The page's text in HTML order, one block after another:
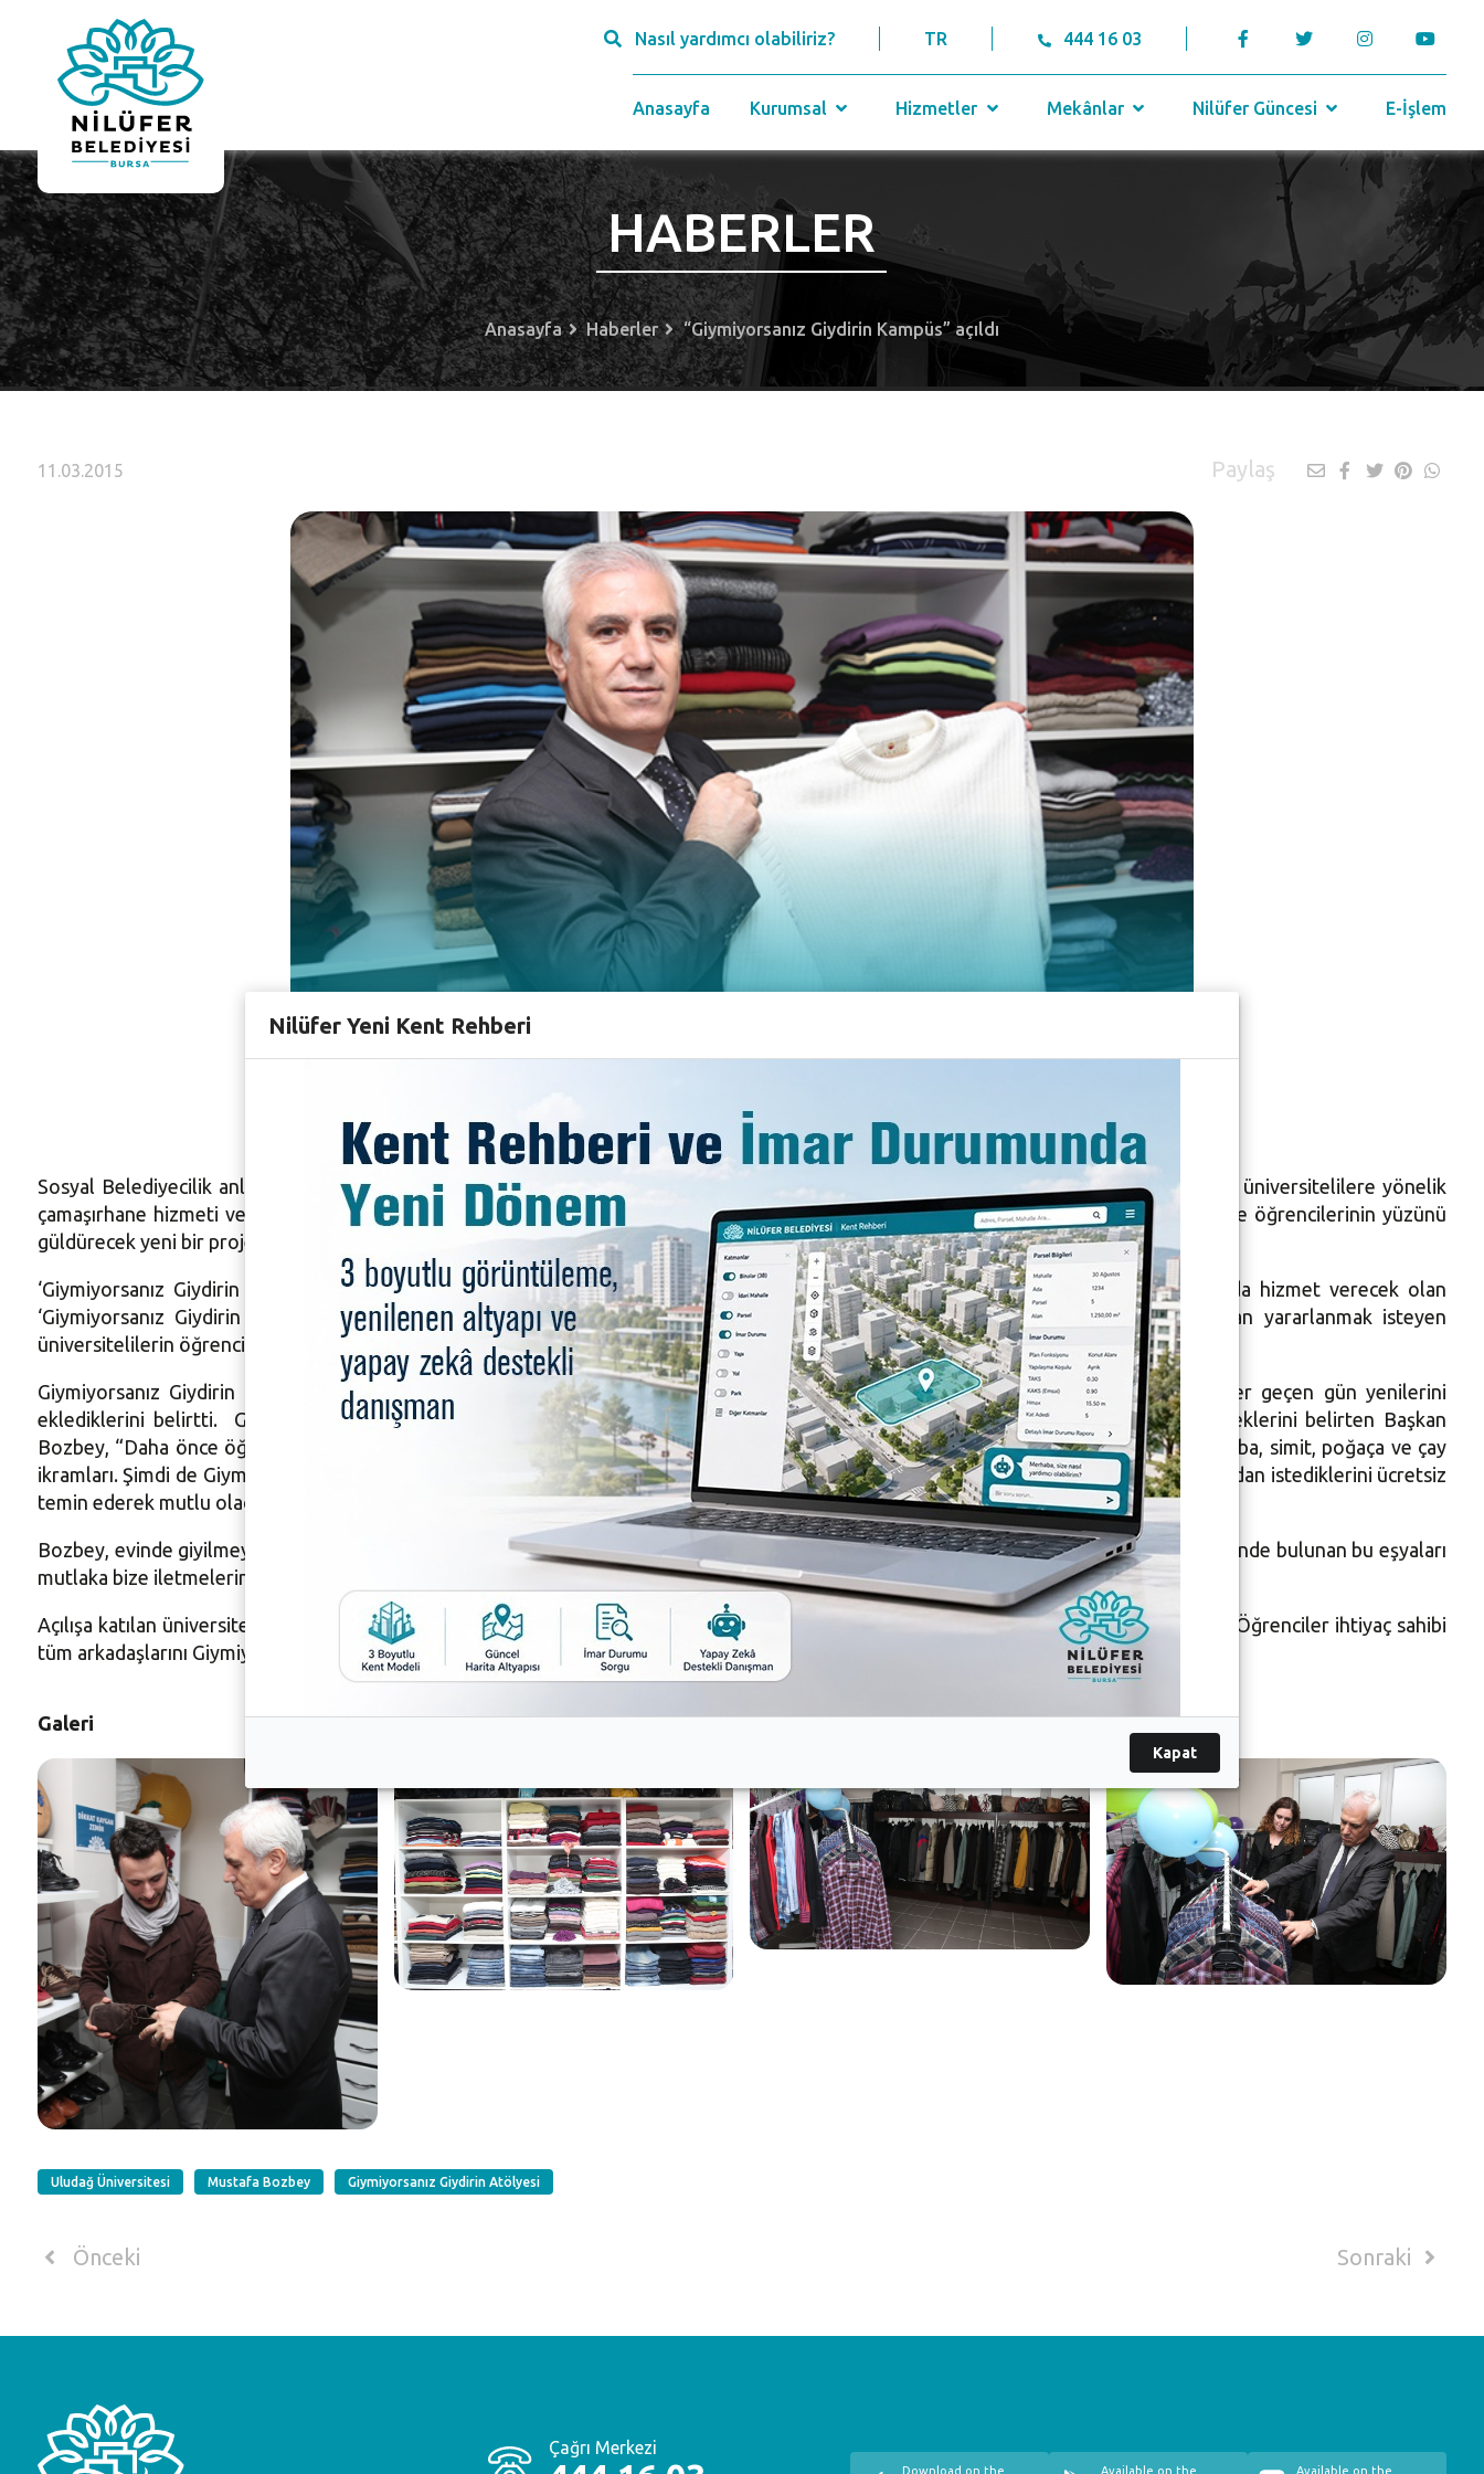
Nasıl yardımcı olabiliriz? TR 444 16 03
Anasayfa Kurumsal Hizmetler Mekânlar Nilüfer Güncesi E-İşlem
HABERLER
Anasayfa Haberler “Giymiyorsanız Giydirin Kampüs” açıldı
11.03.2015 Paylaş
“Giymiyorsanız Giydirin Kampüs” açıldı
Sosyal Belediyecilik anlayışıyla hareket eden Nilüfer Belediyesi öğrencilere yönelik çalışmalarına her gün yenilerini ekliyor. Daha önce üniversitelilere yönelik
çamaşırhane hizmeti veren, sabahları da çorba, simit, poğaça ve çay ikramları yapan Nilüfer Belediyesi şimdi de ihtiyaç sahibi üniversite öğrencilerinin yüzünü
güldürecek yeni bir proje başlattı. Giyilmeyen giysilerin ihtiyaç sahibi üniversite öğrencilerine ulaştırılmasını hedefleyen
‘Giymiyorsanız Giydirin Kampüs’, Görükle’de hizmete açıldı. Haftasonu ve resmi tatiller hariç her gün 09.00 - 18.00 saatleri arasında hizmet verecek olan
‘Giymiyorsanız Giydirin Kampüs’te ayakkabıdan monta, çantadan pantolona kadar her çeşit ve marka ürün bulunuyor. Bu fırsattan yararlanmak isteyen
üniversitelilerin öğrenci belgelerini göstermeleri yeterli olacak.
Giymiyorsanız Giydirin Kampüs’ün açılışını yapan Nilüfer Belediye Başkanı Mustafa Bozbey, öğrencilere yönelik sosyal projelere her geçen gün yenilerini
eklediklerini belirtti. Giymiyorsanız Giydirin Kampüs’ten tüm üniversite öğrencilerinin öğrenci belgelerini göstererek yararlanabileceklerini belirten Başkan
Bozbey, “Daha önce öğrencilere yönelik iki proje hayata geçirmiştik. Bunlardan biri çamaşırhane hizmeti, diğeri de sabahları yapılan çorba, simit, poğaça ve çay
ikramları. Şimdi de Giymiyorsanız Giydirin Kampüs hizmete girdi. Durumu iyi olmayan, ihtiyacı olan öğrencilerin, burada toplanan eşyalardan istediklerini ücretsiz
temin ederek mutlu olacaklarını düşünüyoruz. Tüm öğrencilere hayırlı olmasını diliyorum” diye konuştu.
Bozbey, evinde giyilmeyen giysi bulunduranlara da seslenerek “Vatandaşlardan gençlerin giyebileceği ürünleri buraya vermelerini, evlerinde bulunan bu eşyaları
mutlaka bize iletmelerini rica ediyoruz” dedi.
Açılışa katılan üniversite öğrencileri de Nilüfer Belediyesi’nin kendilerine sunduğu bu yeni imkân nedeniyle mutlu olduklarını belirttiler. Öğrenciler ihtiyaç sahibi
tüm arkadaşlarını Giymiyorsanız Giydirin Kampüs’ten yararlanmaya çağırdı.
Galeri
Uludağ Üniversitesi Mustafa Bozbey Giymiyorsanız Giydirin Atölyesi
Önceki Sonraki
Çağrı Merkezi
Download on the Available on the Available on the
Nilüfer Yeni Kent Rehberi
Kapat